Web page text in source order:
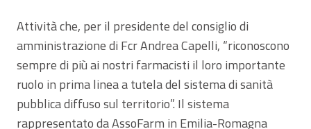
Attività che, per il presidente del consiglio di
amministrazione di Fcr Andrea Capelli, “riconoscono
sempre di più ai nostri farmacisti il loro importante
ruolo in prima linea a tutela del sistema di sanità
pubblica diffuso sul territorio”. Il sistema
rappresentato da AssoFarm in Emilia-Romagna